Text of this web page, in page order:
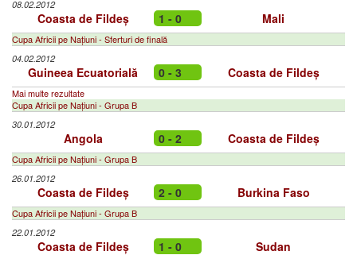
08.02.2012
Coasta de Fildeș 1 - 0 Mali
Cupa Africii pe Națiuni - Sferturi de finală
04.02.2012
Guineea Ecuatorială 0 - 3 Coasta de Fildeș
Mai multe rezultate
Cupa Africii pe Națiuni - Grupa B
30.01.2012
Angola 0 - 2 Coasta de Fildeș
Cupa Africii pe Națiuni - Grupa B
26.01.2012
Coasta de Fildeș 2 - 0 Burkina Faso
Cupa Africii pe Națiuni - Grupa B
22.01.2012
Coasta de Fildeș 1 - 0 Sudan